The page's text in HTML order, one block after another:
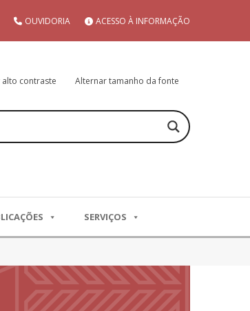
OUVIDORIA ACESSO À INFORMAÇÃO
contraste Alternar tamanho da fonte
SERVIÇOS